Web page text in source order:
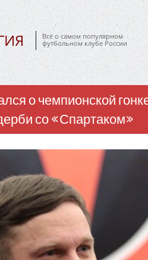
Всё о самом популярном
футбольном клубе России
о чемпионской
со «Спартаком»